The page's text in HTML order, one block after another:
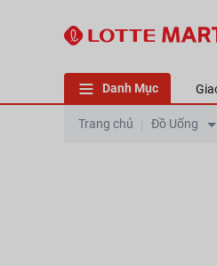
Danh Mục
Trang chủ Đồ Uống